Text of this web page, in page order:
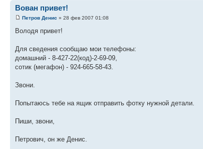
Вован привет!
Петров Денис » 28 фев 2007 01:08
Володя привет!
Для сведения сообщаю мои телефоны:
домашний - 8-427-22(код)-2-69-09,
сотик (мегафон) - 924-665-58-43.
Звони.
Попытаюсь тебе на ящик отправить фотку нужной детали.
Пиши, звони,
Петрович, он же Денис.